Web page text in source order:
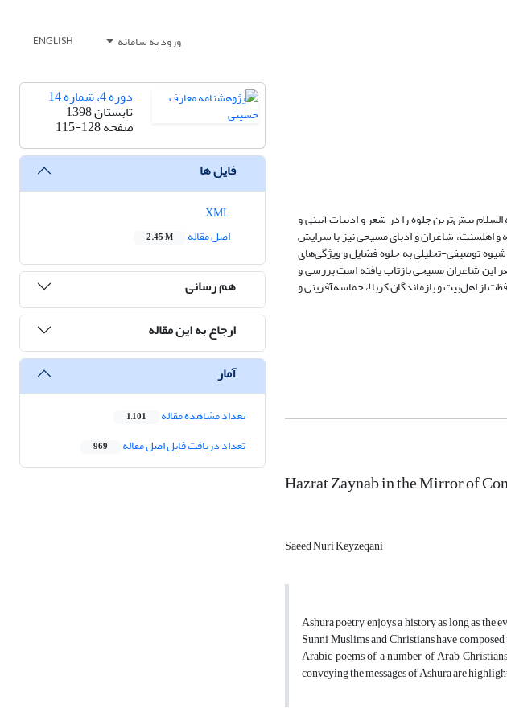
ورود به سامانه ENGLISH
بیش‌ترین جلوه را در شعر و ادبیات آیینی و
اهل­سنت، شاعران و ادبای مسیحی نیز با سرایش
توصیفی-تحلیلی به جلوه فضایل و ویژگی‌های
شاعران مسیحی بازتاب یافته است بررسی و
از اهل‌بیت و بازماندگان کربلا، حماسه‌آفرینی و
Hazrat Zaynab in the Mirror of
Saeed Nuri Keyzeqani
Ashura poetry enjoys a history as long as the
Sunni Muslims and Christians have
Arabic poems of a number of Arab
conveying the messages of Ashura are
دوره 4، شماره 14
تابستان 1398
صفحه115-128
فایل ها
اصل مقاله
2.45 M
هم رسانی
ارجاع به این مقاله
آمار
تعداد مشاهده مقاله 1,101
تعداد دریافت فایل اصل مقاله 969